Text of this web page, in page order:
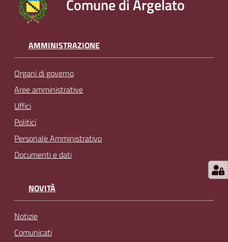
Comune di Argelato
AMMINISTRAZIONE
Organi di governo
Aree amministrative
Uffici
Politici
Personale Amministrativo
Documenti e dati
NOVITÀ
Notizie
Comunicati